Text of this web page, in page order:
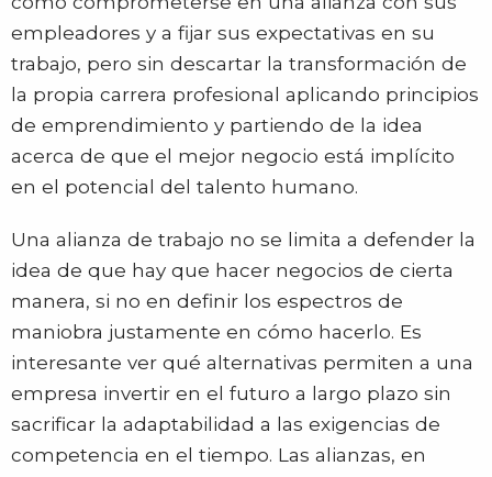
empleadores y a fijar sus expectativas en su
trabajo, pero sin descartar la transformación de
la propia carrera profesional aplicando principios
de emprendimiento y partiendo de la idea
acerca de que el mejor negocio está implícito
en el potencial del talento humano.
Una alianza de trabajo no se limita a defender la
idea de que hay que hacer negocios de cierta
manera, si no en definir los espectros de
maniobra justamente en cómo hacerlo. Es
interesante ver qué alternativas permiten a una
empresa invertir en el futuro a largo plazo sin
sacrificar la adaptabilidad a las exigencias de
competencia en el tiempo. Las alianzas, en